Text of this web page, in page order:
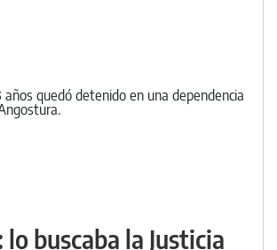
buscaba la Justicia